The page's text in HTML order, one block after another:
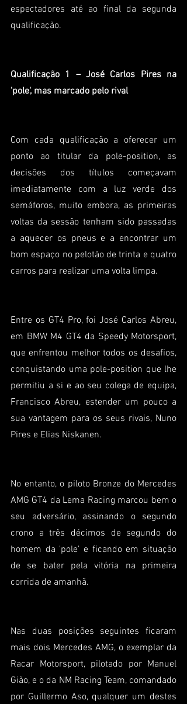
espectadores até ao final da segunda
qualificação.
Qualificação 1 – José Carlos Pires na
'pole', mas marcado pelo rival
Com cada qualificação a oferecer um
ponto ao titular da pole-position, as
decisões dos títulos começavam
imediatamente com a luz verde dos
semáforos, muito embora, as primeiras
voltas da sessão tenham sido passadas
a aquecer os pneus e a encontrar um
bom espaço no pelotão de trinta e quatro
carros para realizar uma volta limpa.
Entre os GT4 Pro, foi José Carlos Abreu,
em BMW M4 GT4 da Speedy Motorsport,
que enfrentou melhor todos os desafios,
conquistando uma pole-position que lhe
permitiu a si e ao seu colega de equipa,
Francisco Abreu, estender um pouco a
sua vantagem para os seus rivais, Nuno
Pires e Elias Niskanen.
No entanto, o piloto Bronze do Mercedes
AMG GT4 da Lema Racing marcou bem o
seu adversário, assinando o segundo
crono a três décimos de segundo do
homem da 'pole' e ficando em situação
de se bater pela vitória na primeira
corrida de amanhã.
Nas duas posições seguintes ficaram
mais dois Mercedes AMG, o exemplar da
Racar Motorsport, pilotado por Manuel
Gião, e o da NM Racing Team, comandado
por Guillermo Aso, qualquer um destes